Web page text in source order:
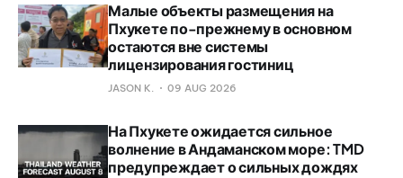
Малые объекты размещения на
Пхукете по-прежнему в основном
остаются вне системы
лицензирования гостиниц
JASON K. 09 AUG 2026
На Пхукете ожидается сильное
волнение в Андаманском море: TMD
предупреждает о сильных дождях